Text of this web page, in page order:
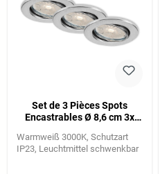
Set de 3 Pièces Spots
Encastrables Ø 8,6 cm 3x
aluminium
Warmweiß 3000K Schutzart
IP23 Leuchtmittel schwenkbar